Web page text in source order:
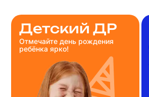
Детский ДР
Отмечайте день рождения
ребёнка ярко!